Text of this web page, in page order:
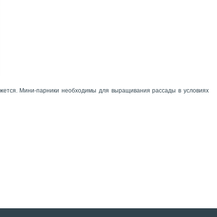
Мини-парники необходимы для выращивания рассады в условиях